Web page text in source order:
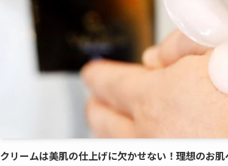
クリームは美肌の仕上げに欠かせない！理想のお